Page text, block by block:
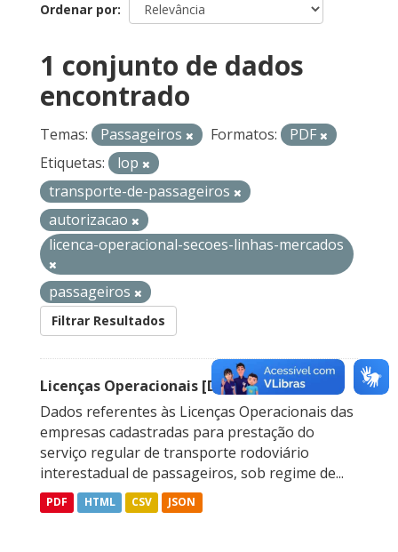
Ordenar por
1 conjunto de dados
encontrado
Temas: Passageiros Formatos:
PDF
Etiquetas:
lop
transporte-de-passageiros
autorizacao
licenca-operacional-secoes-linhas-mercados
passageiros
Filtrar Resultados
Licenças Operacionais [Descontinuado]
Dados referentes às Licenças Operacionais das
empresas cadastradas para prestação do
serviço regular de transporte rodoviário
interestadual de passageiros, sob regime de...
PDF HTML CSV JSON